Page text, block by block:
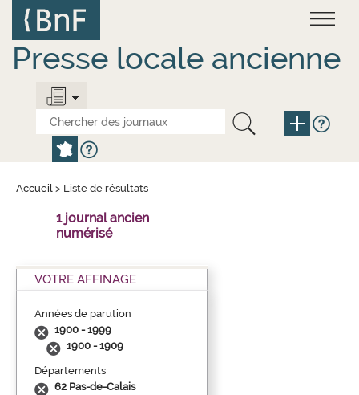
contenu
principal
Presse locale ancienne
Accueil > Liste de résultats
1 journal ancien
numérisé
VOTRE AFFINAGE
Années de parution
1900 - 1999
1900 - 1909
Départements
62 Pas-de-Calais
Panneau de gestion des cookies